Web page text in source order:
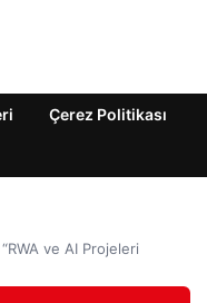
Çerez Politikası
ve AI Projeleri